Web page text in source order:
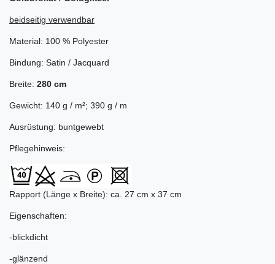
beidseitig verwendbar
Material: 100 % Polyester
Bindung: Satin / Jacquard
Breite: 280 cm
Gewicht: 140 g / m²; 390 g / m
Ausrüstung: buntgewebt
Pflegehinweis:
Rapport (Länge x Breite): ca. 27 cm x 37 cm
Eigenschaften:
-blickdicht
-glänzend